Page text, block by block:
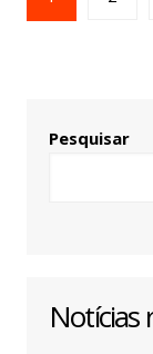
Pesquisar
Notícias